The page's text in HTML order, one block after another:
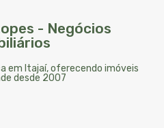
- Negócios
em Itajaí, oferecendo imóveis
desde 2007